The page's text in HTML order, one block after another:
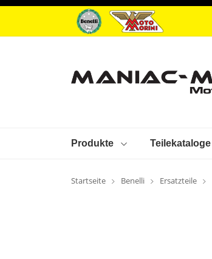
Produkte Teilekataloge
Startseite Benelli Ersatzteile